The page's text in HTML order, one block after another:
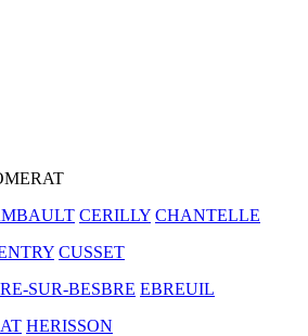
CERILLY CHANTELLE
CUSSET
SUR-BESBRE EBREUIL
HERISSON